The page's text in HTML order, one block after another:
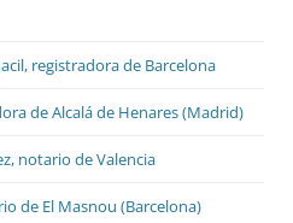
registradora de Barcelona
de Alcalá de Henares (Madrid)
notario de Valencia
de El Masnou (Barcelona)